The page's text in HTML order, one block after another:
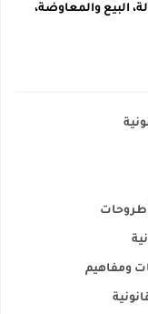
البيع والمعاوضة،
ومفاهيم